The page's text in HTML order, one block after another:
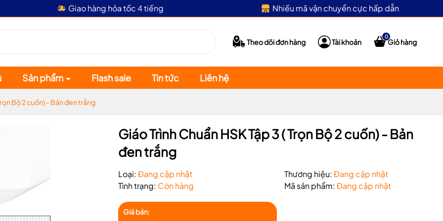
Giao hàng hỏa tốc 4 tiếng Nhiều mã vận chuyển cực hấp dẫn
Theo dõi đơn hàng Tài khoản Giỏ hàng
0
Sản phẩm Flash sale Tin tức Liên hệ
Bộ 2 cuốn) - Bản đen trắng
Giáo Trình Chuẩn HSK Tập 3 ( Trọn Bộ 2 cuốn) - Bản
đen trắng
Loại: Đang cập nhật Thương hiệu: Đang cập nhật
Tình trạng: Còn hàng Mã sản phẩm: Đang cập nhật
Giá bán:
Ngày hết hạn: